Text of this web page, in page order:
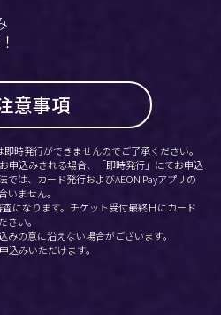
意事項
時発行ができませんのでご了承ください。
申込みされる場合、「即時発行」にてお申込
では、カード発行およびAEON Payアプリの
いません。
になります。チケット受付最終日にカード
さい。
の意に沿えない場合がございます。
みいただけます。